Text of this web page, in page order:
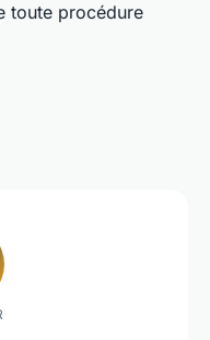
toute procédure